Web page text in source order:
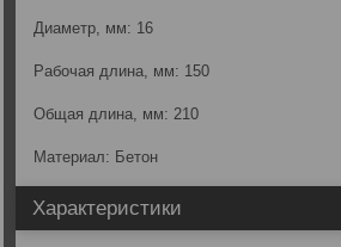
Диаметр, мм: 16
Рабочая длина, мм: 150
Общая длина, мм: 210
Материал: Бетон
Характеристики